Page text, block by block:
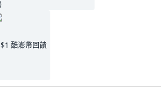
$1 酷澎幣回饋